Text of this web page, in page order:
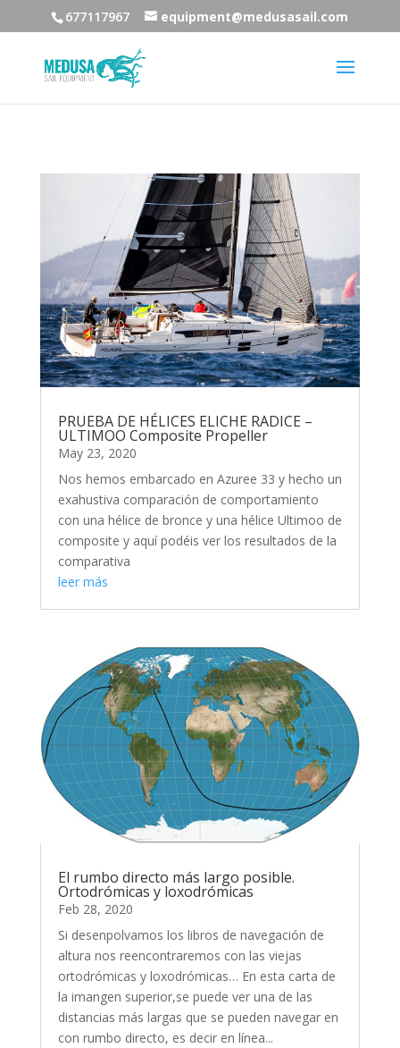
677117967 equipment@medusasail.com
PRUEBA DE HÉLICES ELICHE RADICE –
ULTIMOO Composite Propeller
May 23, 2020
Nos hemos embarcado en Azuree 33 y hecho un
exahustiva comparación de comportamiento
con una hélice de bronce y una hélice Ultimoo de
composite y aquí podéis ver los resultados de la
comparativa
leer más
El rumbo directo más largo posible.
Ortodrómicas y loxodrómicas
Feb 28, 2020
Si desenpolvamos los libros de navegación de
altura nos reencontraremos con las viejas
ortodrómicas y loxodrómicas… En esta carta de
la imangen superior,se puede ver una de las
distancias más largas que se pueden navegar en
con rumbo directo, es decir en línea...